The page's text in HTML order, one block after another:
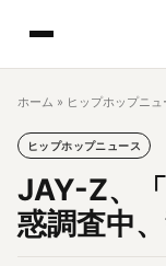
ホーム » ヒップホップニュ
ヒップホップニュース
JAY-Z、
惑調査中